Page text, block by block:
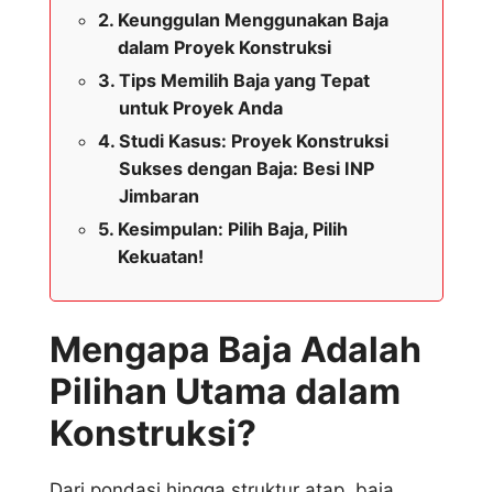
Keunggulan Menggunakan Baja
dalam Proyek Konstruksi
Tips Memilih Baja yang Tepat
untuk Proyek Anda
Studi Kasus: Proyek Konstruksi
Sukses dengan Baja: Besi INP
Jimbaran
Kesimpulan: Pilih Baja, Pilih
Kekuatan!
Mengapa Baja Adalah
Pilihan Utama dalam
Konstruksi?